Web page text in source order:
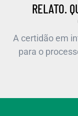
RELATO.
A certidão em
para o